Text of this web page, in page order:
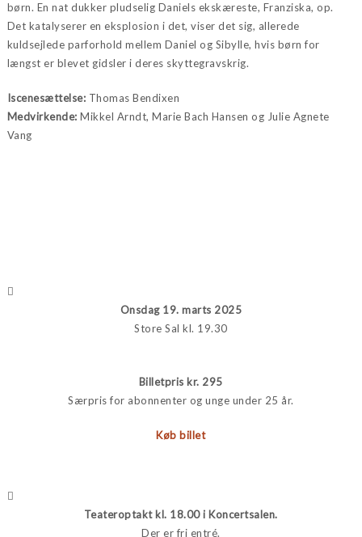
børn. En nat dukker pludselig Daniels ekskæreste, Franziska, op.
Det katalyserer en eksplosion i det, viser det sig, allerede
kuldsejlede parforhold mellem Daniel og Sibylle, hvis børn for
længst er blevet gidsler i deres skyttegravskrig.
Iscenesættelse: Thomas Bendixen
Medvirkende: Mikkel Arndt, Marie Bach Hansen og Julie Agnete
Vang
Onsdag 19. marts 2025
Store Sal kl. 19.30
Billetpris kr. 295
Særpris for abonnenter og unge under 25 år.
Køb billet
Teateroptakt kl. 18.00 i Koncertsalen.
Der er fri entré.